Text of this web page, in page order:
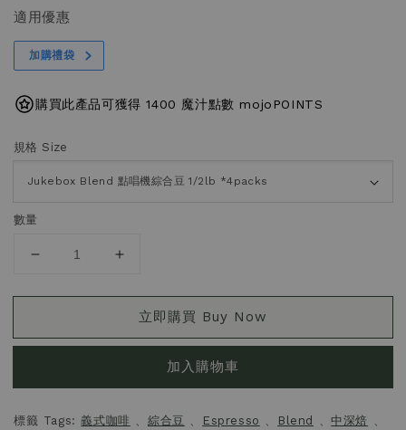
適用優惠
加購禮袋
購買此產品可獲得 1400 魔汁點數 mojoPOINTS
規格 Size
數量
立即購買 Buy Now
加入購物車
標籤 Tags:義式咖啡 、綜合豆 、 Espresso 、 Blend 、中深焙
、